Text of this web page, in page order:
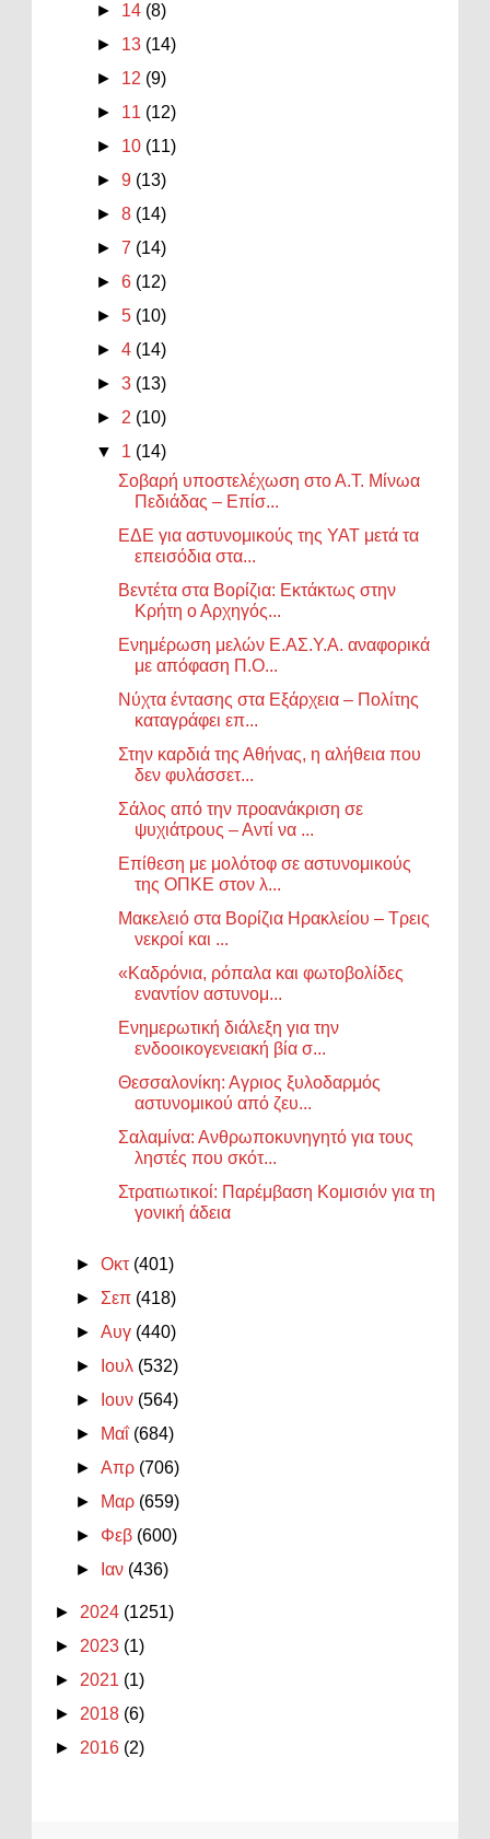
► 14 (8)
► 13 (14)
► 12 (9)
► 11 (12)
► 10 (11)
►9 (13)
►8 (14)
►7 (14)
►6 (12)
►5 (10)
►4 (14)
►3 (13)
► 2 (10)
▼ 1 (14)
Σοβαρή υποστελέχωση στο Α.Τ. Μίνωα
Πεδιάδας – Επίσ...
ΕΔΕ για αστυνομικούς της ΥΑΤ μετά τα
επεισόδια στα...
Βεντέτα στα Βορίζια: Εκτάκτως στην
Κρήτη ο Αρχηγός...
Ενημέρωση μελών Ε.ΑΣ.Υ.Α. αναφορικά
με απόφαση Π.Ο...
Νύχτα έντασης στα Εξάρχεια – Πολίτης
καταγράφει επ...
Στην καρδιά της Αθήνας, η αλήθεια που
δεν φυλάσσετ...
Σάλος από την προανάκριση σε
ψυχιάτρους – Αντί να ...
Επίθεση με μολότοφ σε αστυνομικούς
της ΟΠΚΕ στον λ...
Μακελειό στα Βορίζια Ηρακλείου – Τρεις
νεκροί και ...
«Καδρόνια, ρόπαλα και φωτοβολίδες
εναντίον αστυνομ...
Ενημερωτική διάλεξη για την
ενδοοικογενειακή βία σ...
Θεσσαλονίκη: Αγριος ξυλοδαρμός
αστυνομικού από ζευ...
Σαλαμίνα: Ανθρωποκυνηγητό για τους
ληστές που σκότ...
Στρατιωτικοί: Παρέμβαση Κομισιόν για τη
γονική άδεια
►Οκτ (401)
► Σεπ (418)
►Αυγ (440)
►
Ιουλ (532)
►
Ιουν (564)
►
Μαΐ (684)
►Απρ (706)
►
Μαρ (659)
► Φεβ (600)
►
Ιαν (436)
► 2024 (1251)
► 2023 (1)
► 2021 (1)
► 2018 (6)
► 2016 (2)